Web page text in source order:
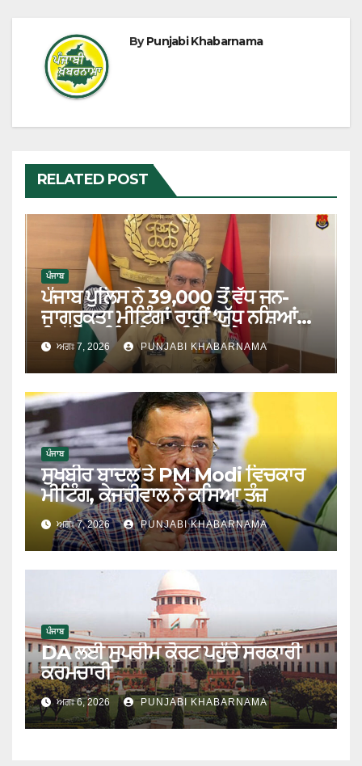
ByPunjabi Khabarnama
RELATED POST
ਪੰਜਾਬ
ਪੰਜਾਬ ਪੁਲਿਸ ਨੇ 39,000 ਤੋਂ ਵੱਧ ਜਨ-
ਜਾਗਰੂਕਤਾ ਮੀਟਿੰਗਾਂ ਰਾਹੀਂ ‘ਯੁੱਧ ਨਸ਼ਿਆਂ
ਵਿਰੁੱਧ’ ਮੁਹਿੰਮ ਨੂੰ ਹਰ ਪਿੰਡ ਅਤੇ ਹਰ ਜਮਾਤ
ਤੱਕ ਪਹੁੰਚਾਇਆ
ਅਗਃ 7, 2026 PUNJABI KHABARNAMA
ਪੰਜਾਬ
ਸੁਖਬੀਰ ਬਾਦਲ ਤੇ PM Modi ਵਿਚਕਾਰ
ਮੀਟਿੰਗ, ਕੇਜਰੀਵਾਲ ਨੇ ਕਸਿਆ ਤੰਜ਼
ਅਗਃ 7, 2026 PUNJABI KHABARNAMA
ਪੰਜਾਬ
DA ਲਈ ਸੁਪਰੀਮ ਕੋਰਟ ਪਹੁੰਚੇ ਸਰਕਾਰੀ
ਕਰਮਚਾਰੀ
ਅਗਃ 6, 2026 PUNJABI KHABARNAMA